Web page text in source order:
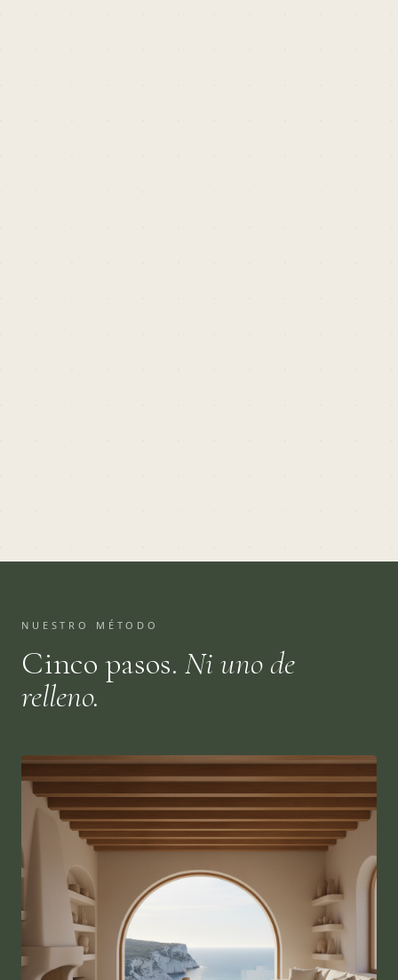
NUESTRO MÉTODO
Cinco pasos. Ni uno de
relleno.